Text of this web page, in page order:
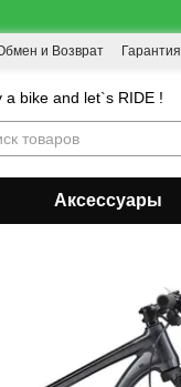
и Возврат Гарантия
a bike and let`s RIDE !
Аксессуары